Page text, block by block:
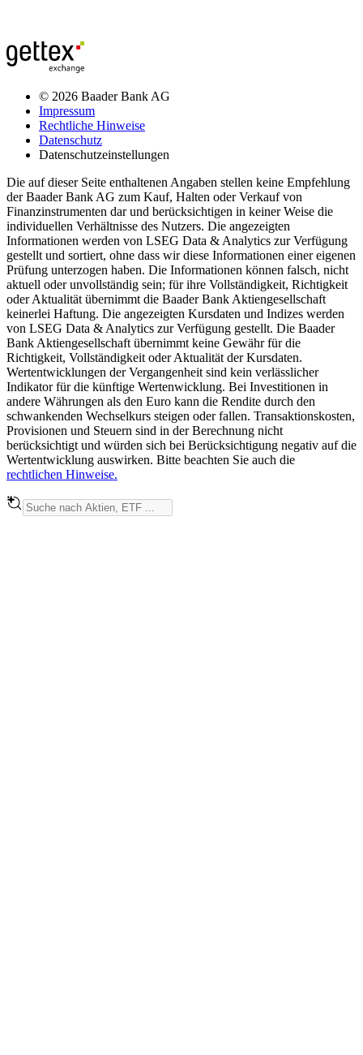
© 2026 Baader Bank AG
Impressum
Rechtliche Hinweise
Datenschutz
Datenschutzeinstellungen
Die auf dieser Seite enthaltenen Angaben stellen keine Empfehlung
der Baader Bank AG zum Kauf, Halten oder Verkauf von
Finanzinstrumenten dar und berücksichtigen in keiner Weise die
individuellen Verhältnisse des Nutzers. Die angezeigten
Informationen werden von LSEG Data & Analytics zur Verfügung
gestellt und sortiert, ohne dass wir diese Informationen einer eigenen
Prüfung unterzogen haben. Die Informationen können falsch, nicht
aktuell oder unvollständig sein; für ihre Vollständigkeit, Richtigkeit
oder Aktualität übernimmt die Baader Bank Aktiengesellschaft
keinerlei Haftung. Die angezeigten Kursdaten und Indizes werden
von LSEG Data & Analytics zur Verfügung gestellt. Die Baader
Bank Aktiengesellschaft übernimmt keine Gewähr für die
Richtigkeit, Vollständigkeit oder Aktualität der Kursdaten.
Wertentwicklungen der Vergangenheit sind kein verlässlicher
Indikator für die künftige Wertenwicklung. Bei Investitionen in
andere Währungen als den Euro kann die Rendite durch den
schwankenden Wechselkurs steigen oder fallen. Transaktionskosten,
Provisionen und Steuern sind in der Berechnung nicht
berücksichtigt und würden sich bei Berücksichtigung negativ auf die
Wertentwicklung auswirken. Bitte beachten Sie auch die
rechtlichen Hinweise.